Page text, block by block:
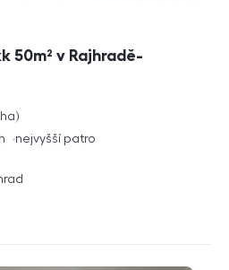
50m² v Rajhradě-
nejvyšší patro